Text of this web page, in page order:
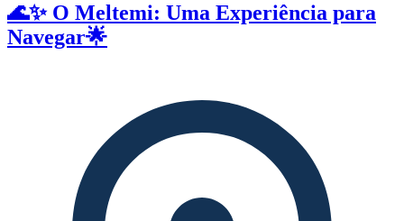
🌊✨ O Meltemi: Uma Experiência para
Navegar🌟